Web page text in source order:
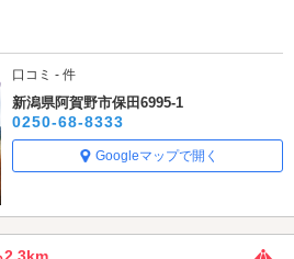
口コミ - 件
新潟県阿賀野市保田6995-1
0250-68-8333
Googleマップで開く